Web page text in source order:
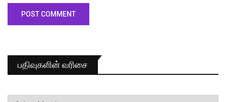
பதிவுகளின் வரிசை
பதிவுகளின்